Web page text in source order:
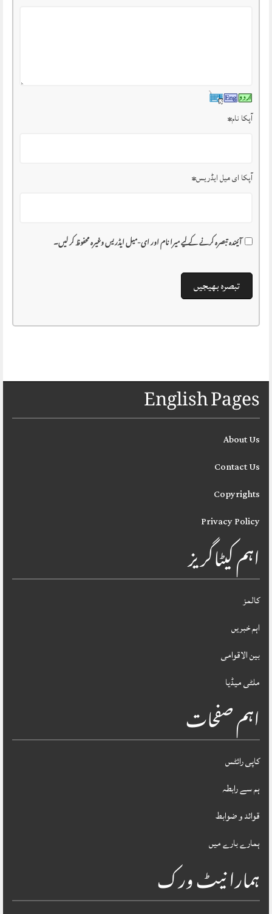
آپکا نام*
آپکا ای میل ایڈریس*
آئیندہ تبصرہ کرنے کے لیے میرا نام اور ای-میل ایڈریس وغیرہ محفوظ کر لیں۔
English Pages
About Us
Contact Us
Copyrights
Privacy Policy
اہم کیٹاگریز
کالمز
اہم خبریں
بین الاقوامی
ملٹی میڈیا
اہم صفحات
کاپی رائٹس
ہم سے رابطہ
قوائد و ضوابط
ہمارے بارے میں
ہمارا نیٹ ورک